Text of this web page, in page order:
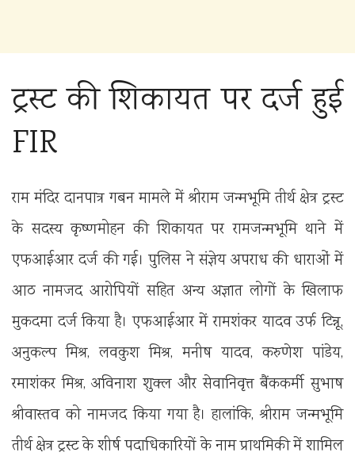
ट्रस्ट की शिकायत पर दर्ज हुई
FIR
राम मंदिर दानपात्र गबन मामले में श्रीराम जन्मभूमि तीर्थ क्षेत्र ट्रस्ट
के सदस्य कृष्णमोहन की शिकायत पर रामजन्मभूमि थाने में
एफआईआर दर्ज की गई। पुलिस ने संज्ञेय अपराध की धाराओं में
आठ नामजद आरोपियों सहित अन्य अज्ञात लोगों के खिलाफ
मुकदमा दर्ज किया है। एफआईआर में रामशंकर यादव उर्फ टिन्नू,
अनुकल्प मिश्र, लवकुश मिश्र, मनीष यादव, करुणेश पांडेय,
रमाशंकर मिश्र, अविनाश शुक्ल और सेवानिवृत्त बैंककर्मी सुभाष
श्रीवास्तव को नामजद किया गया है। हालांकि, श्रीराम जन्मभूमि
तीर्थ क्षेत्र ट्रस्ट के शीर्ष पदाधिकारियों के नाम प्राथमिकी में शामिल